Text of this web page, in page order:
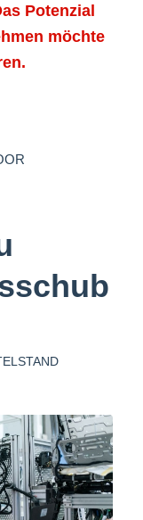
Potenzial
möchte